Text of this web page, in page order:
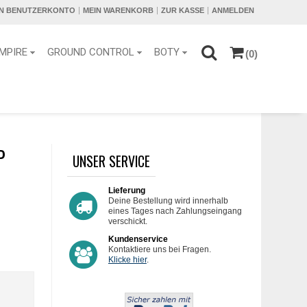
BENUTZERKONTO MEIN WARENKORB ZUR KASSE ANMELDEN
GROUND CONTROL BOTY (0)
UNSER SERVICE
Lieferung
Deine Bestellung wird innerhalb
eines Tages nach Zahlungseingang
verschickt.
Kundenservice
Kontaktiere uns bei Fragen.
Klicke hier.